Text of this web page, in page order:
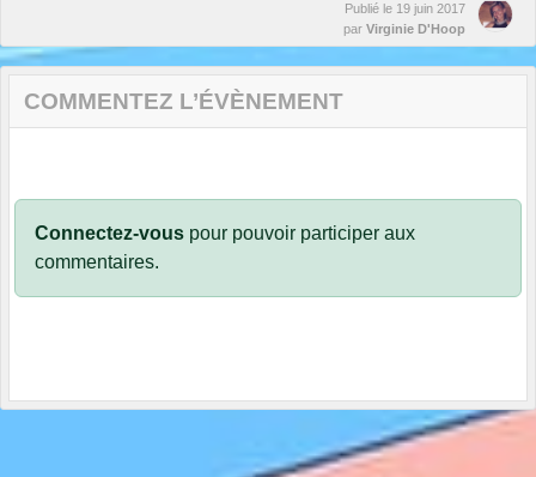
Publié le 19 juin 2017
par Virginie D'Hoop
COMMENTEZ L’ÉVÈNEMENT
Connectez-vous pour pouvoir participer aux
commentaires.